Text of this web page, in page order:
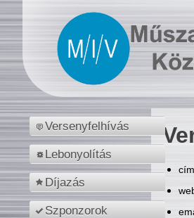
Versenyfelhívás
Lebonyolítás
Díjazás
Szponzorok